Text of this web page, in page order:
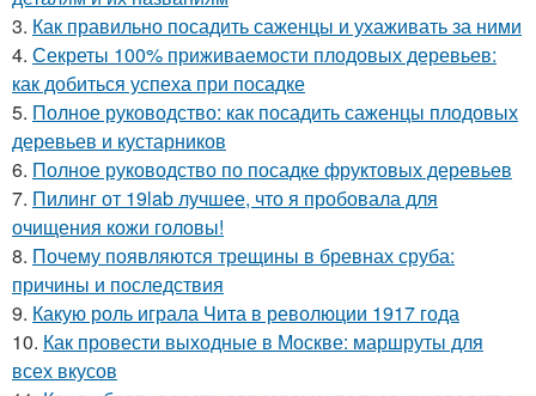
3. Как правильно посадить саженцы и ухаживать за ними
4. Секреты 100% приживаемости плодовых деревьев:
как добиться успеха при посадке
5. Полное руководство: как посадить саженцы плодовых
деревьев и кустарников
6. Полное руководство по посадке фруктовых деревьев
7. Пилинг от 19lab лучшее, что я пробовала для
очищения кожи головы!
8. Почему появляются трещины в бревнах сруба:
причины и последствия
9. Какую роль играла Чита в революции 1917 года
10. Как провести выходные в Москве: маршруты для
всех вкусов